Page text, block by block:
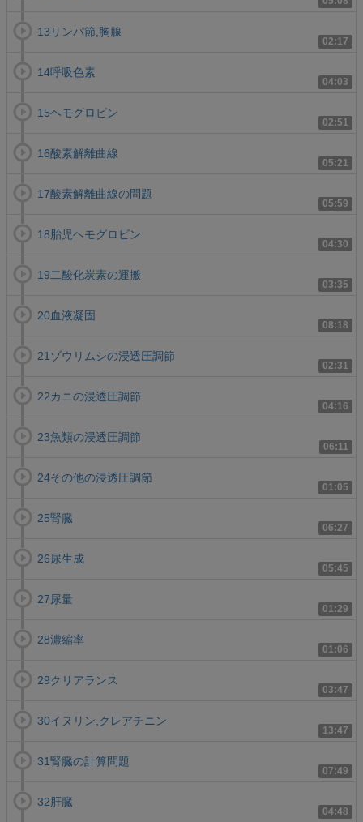
02:17
13リンパ節,胸腺
04:03
14呼吸色素
02:51
15ヘモグロビン
05:21
16酸素解離曲線
05:59
17酸素解離曲線の問題
04:30
18胎児ヘモグロビン
03:35
19二酸化炭素の運搬
08:18
20血液凝固
02:31
21ゾウリムシの浸透圧調節
04:16
22カニの浸透圧調節
06:11
23魚類の浸透圧調節
01:05
24その他の浸透圧調節
06:27
25腎臓
05:45
26尿生成
01:29
27尿量
01:06
28濃縮率
03:47
29クリアランス
13:47
30イヌリン,クレアチニン
07:49
31腎臓の計算問題
04:48
32肝臓